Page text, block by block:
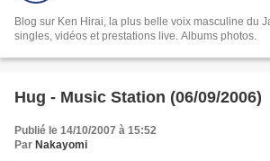
Blog sur Ken Hirai, la plus belle voix masculine du
singles, vidéos et prestations live. Albums photos.
Hug - Music Station (06/09/2006)
Publié le 14/10/2007 à 15:52
Par Nakayomi